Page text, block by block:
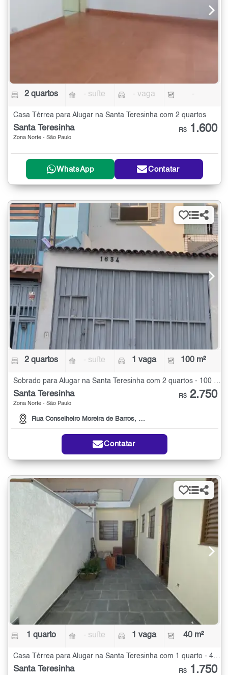
2 quartos - suíte - vaga -
Casa Térrea para Alugar na Santa Teresinha com 2 quartos
Santa Teresinha
Zona Norte - São Paulo
R$ 1.600
WhatsApp Contatar
2 quartos - suíte 1 vaga 100 m²
Sobrado para Alugar na Santa Teresinha com 2 quartos - 100 m²
Santa Teresinha
Zona Norte - São Paulo
Rua Conselheiro Moreira de Barros, 1634
R$ 2.750
Contatar
1 quarto - suíte 1 vaga 40 m²
Santa Teresinha R$ 1.750